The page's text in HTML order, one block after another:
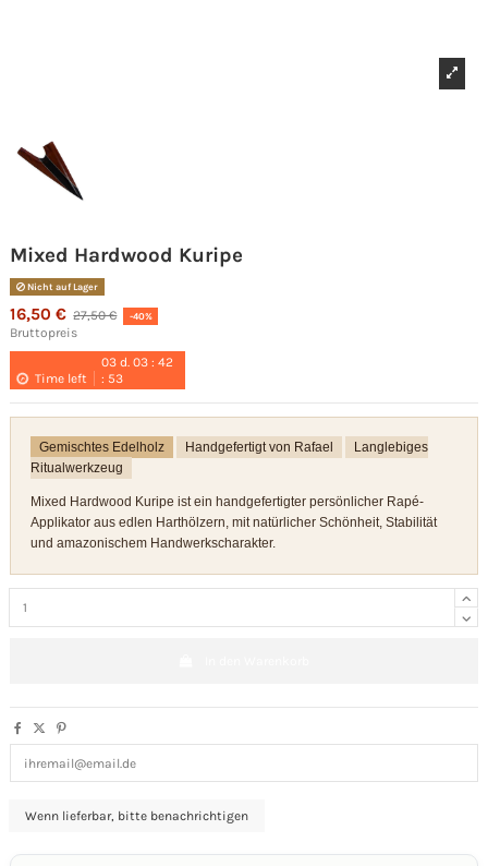
Mixed Hardwood Kuripe
Nicht auf Lager
16,50 € 27,50 € -40%
Bruttopreis
Time left
03 d. 03 :42
: 52
Gemischtes Edelholz Handgefertigt von Rafael
Langlebiges
Ritualwerkzeug
Mixed Hardwood Kuripe ist ein handgefertigter persönlicher Rapé-
Applikator aus edlen Harthölzern, mit natürlicher Schönheit, Stabilität
und amazonischem Handwerkscharakter.